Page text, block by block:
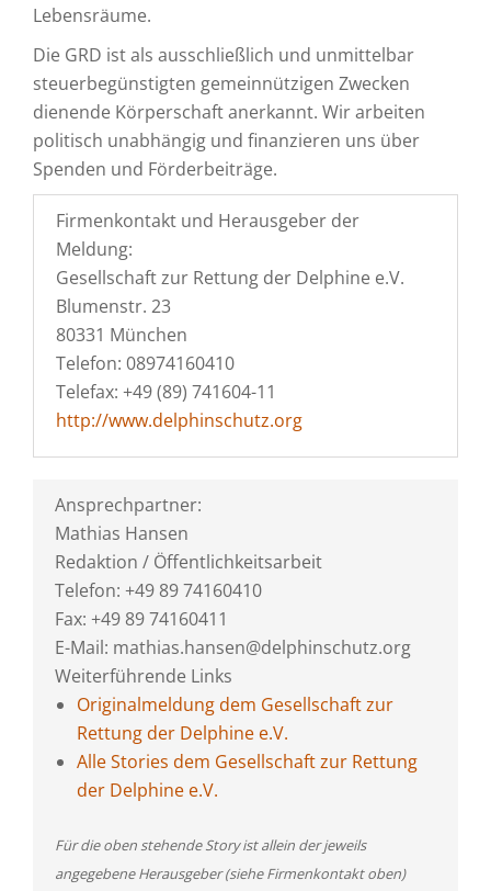
Lebensräume.
Die GRD ist als ausschließlich und unmittelbar
steuerbegünstigten gemeinnützigen Zwecken
dienende Körperschaft anerkannt. Wir arbeiten
politisch unabhängig und finanzieren uns über
Spenden und Förderbeiträge.
Firmenkontakt und Herausgeber der
Meldung:
Gesellschaft zur Rettung der Delphine e.V.
Blumenstr. 23
80331 München
Telefon: 08974160410
Telefax: +49 (89) 741604-11
http://www.delphinschutz.org
Ansprechpartner:
Mathias Hansen
Redaktion / Öffentlichkeitsarbeit
Telefon: +49 89 74160410
Fax: +49 89 74160411
E-Mail: mathias.hansen@delphinschutz.org
Weiterführende Links
Originalmeldung dem Gesellschaft zur
Rettung der Delphine e.V.
Alle Stories dem Gesellschaft zur Rettung
der Delphine e.V.
Für die oben stehende Story ist allein der jeweils
angegebene Herausgeber (siehe Firmenkontakt oben)